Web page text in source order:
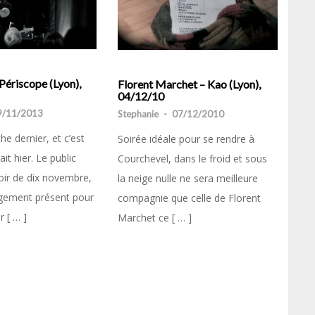
(Lyon),
11/2013
dernier, et c’est
hier. Le public
de dix novembre,
présent pour
[ … ]
Florent Marchet – Kao (Lyon),
04/12/10
Stephanie - 07/12/2010
Soirée idéale pour se rendre à
Courchevel, dans le froid et sous
la neige nulle ne sera meilleure
compagnie que celle de Florent
Marchet ce [ … ]